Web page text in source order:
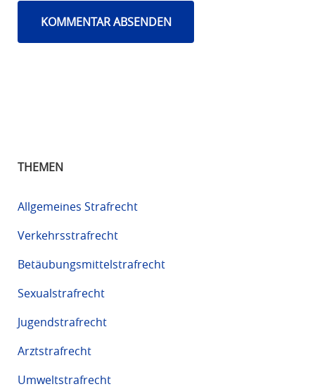
THEMEN
Allgemeines Strafrecht
Verkehrsstrafrecht
Betäubungsmittelstrafrecht
Sexualstrafrecht
Jugendstrafrecht
Arztstrafrecht
Umweltstrafrecht